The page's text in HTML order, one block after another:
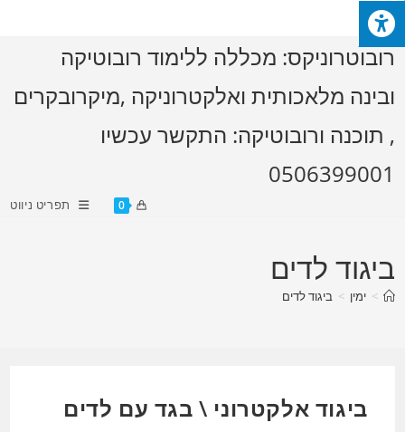
Skip
to
content
רובוטרוניקס: מכללה ללימוד רובוטיקה
ובינה מלאכותית ואלקטרוניקה ,מיקרובקרים
, תוכנה ורובוטיקה: התקשר עכשיו
0506399001
0 תפריט ניווט
ביגוד לדים
> ימין > ביגוד לדים
ביגוד אלקטרוני \ בגד עם לדים